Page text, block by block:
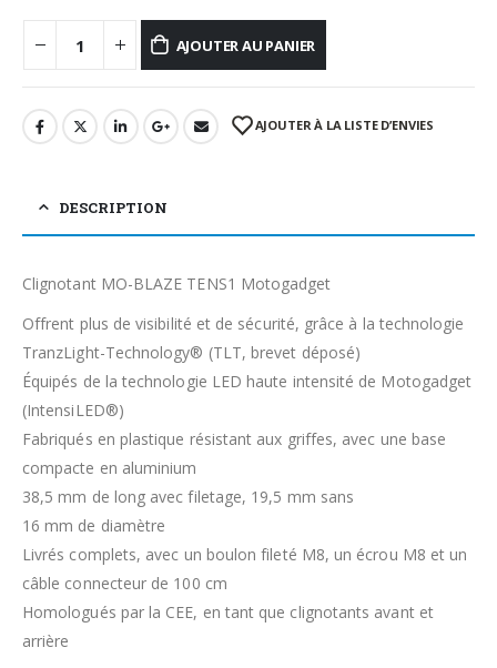
AJOUTER AU PANIER
AJOUTER À LA LISTE D’ENVIES
DESCRIPTION
Clignotant MO-BLAZE TENS1 Motogadget
Offrent plus de visibilité et de sécurité, grâce à la technologie
TranzLight-Technology® (TLT, brevet déposé)
Équipés de la technologie LED haute intensité de Motogadget
(IntensiLED®)
Fabriqués en plastique résistant aux griffes, avec une base
compacte en aluminium
38,5 mm de long avec filetage, 19,5 mm sans
16 mm de diamètre
Livrés complets, avec un boulon fileté M8, un écrou M8 et un
câble connecteur de 100 cm
Homologués par la CEE, en tant que clignotants avant et
arrière